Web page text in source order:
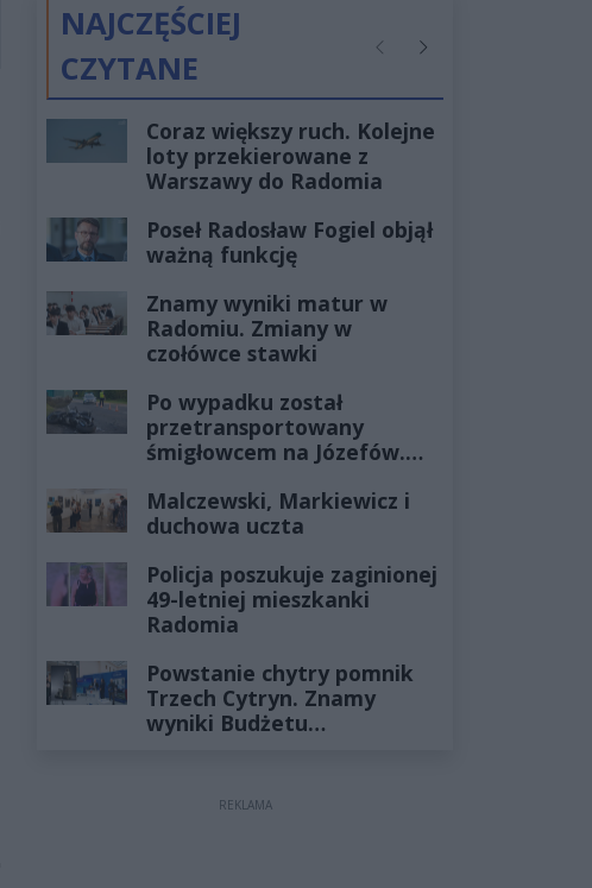
NAJCZĘŚCIEJ
CZYTANE
PoprzednieNastępne
Coraz większy ruch. Kolejne
loty przekierowane z
Warszawy do Radomia
Poseł Radosław Fogiel objął
ważną funkcję
Znamy wyniki matur w
Radomiu. Zmiany w
czołówce stawki
Po wypadku został
przetransportowany
śmigłowcem na Józefów.
żyłach
Malczewski, Markiewicz i
duchowa uczta
Policja poszukuje zaginionej
49-letniej mieszkanki
Radomia
Powstanie chytry pomnik
Trzech Cytryn. Znamy
wyniki Budżetu
REKLAMA